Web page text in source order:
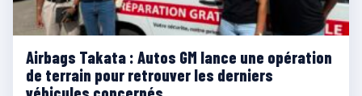
Airbags Takata : Autos GM lance une opération
de terrain pour retrouver les derniers